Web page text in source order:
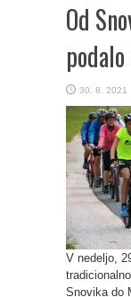
Od
30. 8. 2021
V nedeljo,
Snovika do